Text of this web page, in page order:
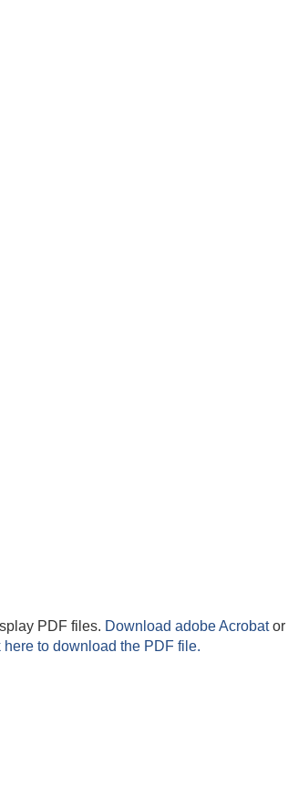
PDF files. Download adobe Acrobator
here to download the PDF file.